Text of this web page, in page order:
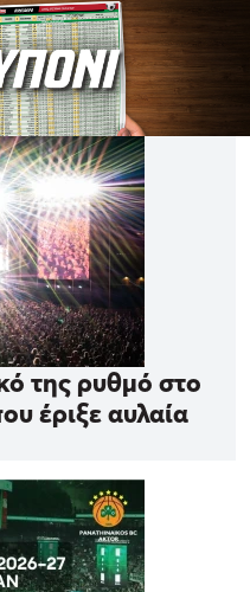
της ρυθμό στο
έριξε αυλαία